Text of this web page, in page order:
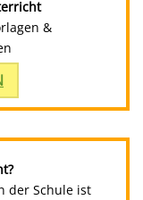
&
der Schule ist